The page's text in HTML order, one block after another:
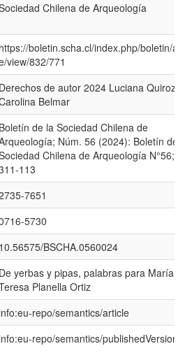
Chilena de Arqueología
https://boletin.scha.cl/index.php/boletin/
view/832/771
Derechos de autor 2024 Luciana Quiroz,
Belmar
Boletín de la Sociedad Chilena de
Núm. 56 (2024): Boletín de
Chilena de Arqueología N°56;
113
7651
5730
10.56575/BSCHA.0560024
De yerbas y pipas, palabras para María
Planella Ortiz
repo/semantics/article
repo/semantics/publishedVersion